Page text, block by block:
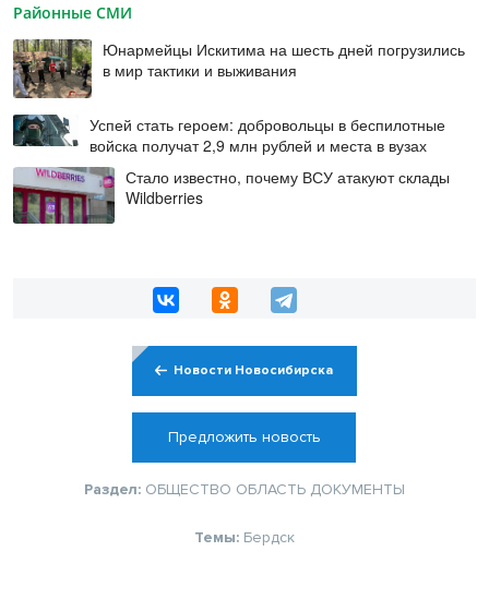
Районные СМИ
Юнармейцы Искитима на шесть дней погрузились
в мир тактики и выживания
Успей стать героем: добровольцы в беспилотные
войска получат 2,9 млн рублей и места в вузах
Стало известно, почему ВСУ атакуют склады
Wildberries
Новости Новосибирска
Предложить новость
Раздел: ОБЩЕСТВО ОБЛАСТЬ ДОКУМЕНТЫ
Темы: Бердск